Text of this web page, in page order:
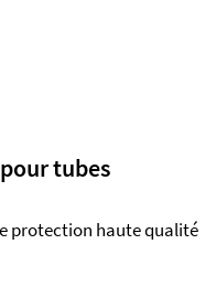
tubes
protection haute qualité